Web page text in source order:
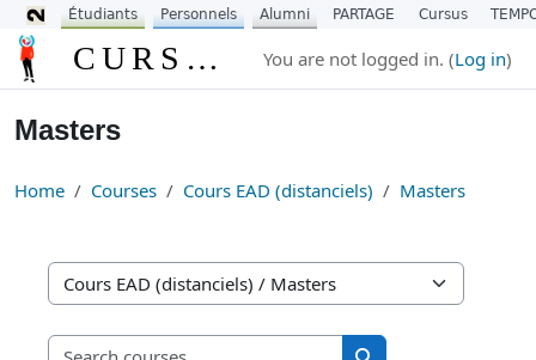
Skip to main content CURSUS You are not logged in. (Log in)
Masters
Home Courses Cours EAD (distanciels) Masters
Course categories
Search courses
Étudiants Personnels Alumni PARTAGE Cursus